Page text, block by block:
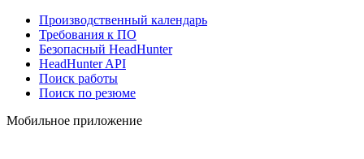
Производственный календарь
Требования к ПО
Безопасный HeadHunter
HeadHunter API
Поиск работы
Поиск по резюме
Мобильное приложение